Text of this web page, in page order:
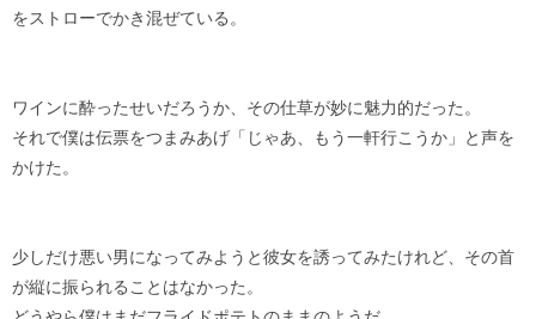
をストローでかき混ぜている。
ワインに酔ったせいだろうか、その仕草が妙に魅力的だった。
それで僕は伝票をつまみあげ「じゃあ、もう一軒行こうか」と声を
かけた。
少しだけ悪い男になってみようと彼女を誘ってみたけれど、その首
が縦に振られることはなかった。